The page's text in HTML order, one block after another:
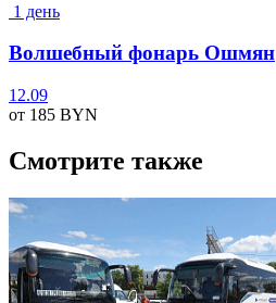
1 день
Волшебный фонарь Ошмян
12.09
от 185 BYN
Смотрите также